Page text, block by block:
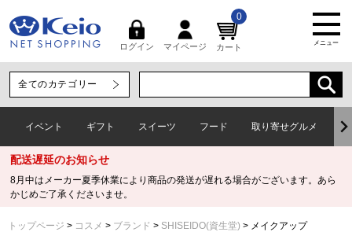
ログイン マイページ カート
0
メニュー
イベント ギフト スイーツ フード 取り寄せグルメ
配送遅延のお知らせ
8月中はメーカー夏季休業により商品の発送が遅れる場合がございます。あら
かじめご了承くださいませ。
トップページ コスメ ブランド SHISEIDO(資生堂) メイクアップ